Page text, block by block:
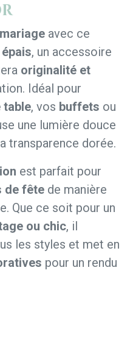
avec ce
, un accessoire
originalité et
Idéal pour
table, vos buffets ou
une lumière douce
transparence dorée.
est parfait pour
de fête de manière
Que ce soit pour un
ou chic, il
les styles et met en
pour un rendu